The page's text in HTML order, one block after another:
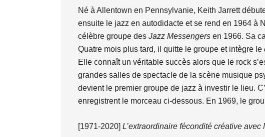
Né à Allentown en Pennsylvanie, Keith Jarrett
ensuite le jazz en autodidacte et se rend en 1964 à
célèbre groupe des Jazz Messengers en 1966. Sa
Quatre mois plus tard, il quitte le groupe et intègre le
Elle connaît un véritable succès alors que le rock
grandes salles de spectacle de la scène musique
devient le premier groupe de jazz à investir le lieu.
enregistrent le morceau ci-dessous. En 1969, le
[1971-2020] L’extraordinaire fécondité créative avec